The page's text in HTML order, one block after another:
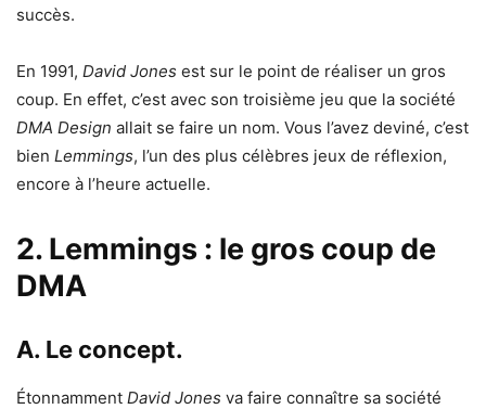
succès.
En 1991, David Jones est sur le point de réaliser un gros
coup. En effet, c’est avec son troisième jeu que la société
DMA Design allait se faire un nom. Vous l’avez deviné, c’est
bien Lemmings, l’un des plus célèbres jeux de réflexion,
encore à l’heure actuelle.
2. Lemmings : le gros coup de
DMA
A. Le concept.
Étonnamment David Jones va faire connaître sa société